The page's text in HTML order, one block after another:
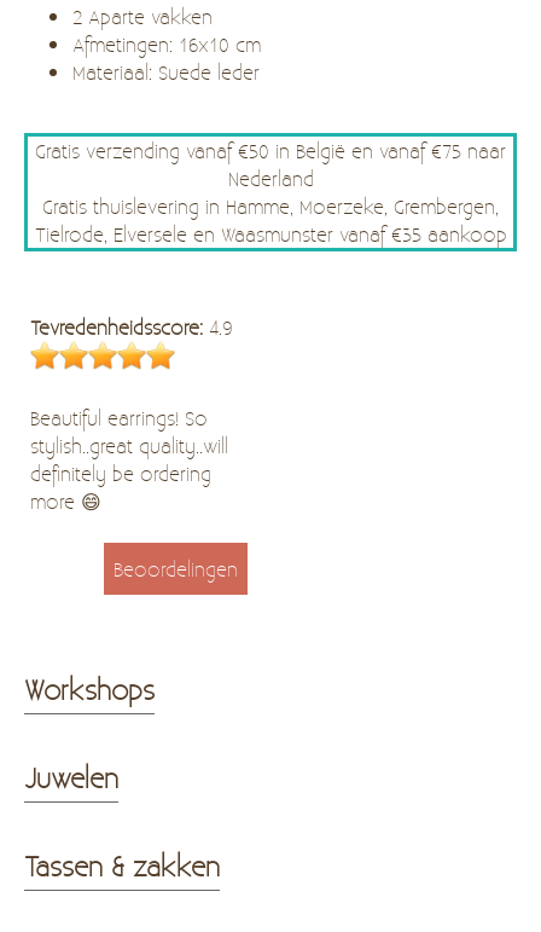
Workshops
Juwelen
Tassen & zakken
2 Aparte vakken
Afmetingen: 16x10 cm
Materiaal: Suede leder
Gratis verzending vanaf €50 in België en vanaf €75 naar
Nederland
Gratis thuislevering in Hamme, Moerzeke, Grembergen,
Tielrode, Elversele en Waasmunster vanaf €35 aankoop
Tevredenheidsscore: 4.9
Beautiful earrings! So
stylish..great quality..will
definitely be ordering
more 😄
Beoordelingen